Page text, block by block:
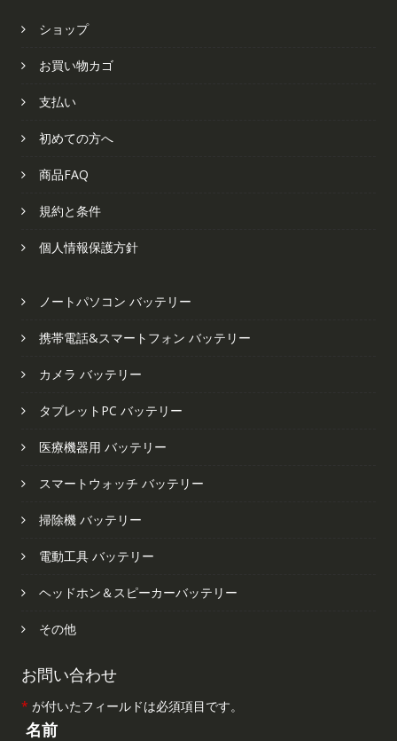
ショップ
お買い物カゴ
支払い
初めての方へ
商品FAQ
規約と条件
個人情報保護方針
ノートパソコン バッテリー
携帯電話&スマートフォン バッテリー
カメラ バッテリー
タブレットPC バッテリー
医療機器用 バッテリー
スマートウォッチ バッテリー
掃除機 バッテリー
電動工具 バッテリー
ヘッドホン＆スピーカーバッテリー
その他
お問い合わせ
* が付いたフィールドは必須項目です。
名前